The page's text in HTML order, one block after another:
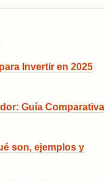
Invertir en 2025
Guía Comparativa
son, ejemplos y